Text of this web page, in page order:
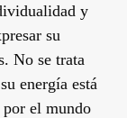
y
su
No se trata
energía está
por el mundo